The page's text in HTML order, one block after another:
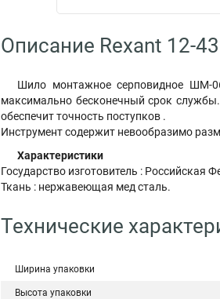
Описание Rexant 12-
Шило монтажное серповидное ШМ-
максимально бесконечный срок
обеспечит точность поступков .
Инструмент содержит невообразимо
Характеристики
Государство изготовитель : Российская
Ткань : нержавеющая мед сталь.
Технические
Ширина упаковки
Высота упаковки